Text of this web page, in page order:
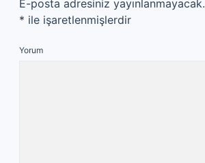
E-posta adresiniz yayınlanmayacak.
* ile işaretlenmişlerdir
Yorum